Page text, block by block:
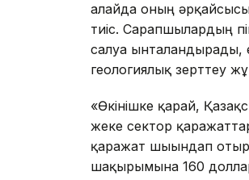
алайда оның
тиіс. Сарапшылардың
салуға
геологиялық зерттеу
«Өкінішке қарай,
жеке сектор
қаражат шығындап
шақырымына 160